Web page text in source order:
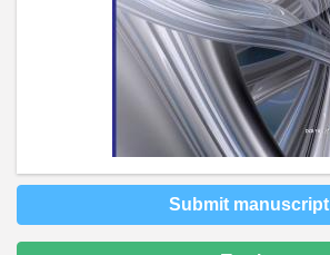
Submit manuscript